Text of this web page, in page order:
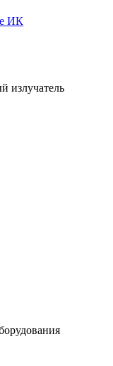
излучатель